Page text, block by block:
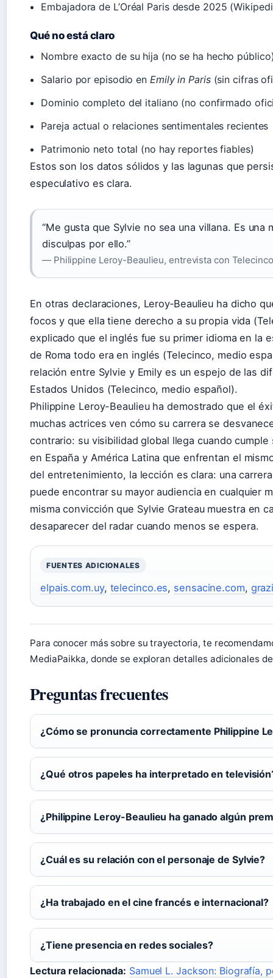
Embajadora de L’Oréal Paris desde 2025
Qué no está claro
Nombre exacto de su hija (no se ha hecho
Salario por episodio en Emily in Paris(sin cifras
Dominio completo del italiano (no confirmado
Pareja actual o relaciones sentimentales recientes
Patrimonio neto total (no hay reportes fiables)
Estos son los datos sólidos y las lagunas que
especulativo es clara.
“Me gusta que Sylvie no sea una villana. Es
disculpas por ello.”
— Philippine Leroy-Beaulieu, entrevista con
En otras declaraciones, Leroy‑Beaulieu ha dicho
focos y que ella tiene derecho a su propia vida
explicado que el inglés fue su primer idioma en la
de Roma todo era en inglés (Telecinco, medio
relación entre Sylvie y Emily es un espejo de las
Estados Unidos (Telecinco, medio español).
Philippine Leroy-Beaulieu ha demostrado que el
muchas actrices ven cómo su carrera se
contrario: su visibilidad global llega cuando
en España y América Latina que enfrentan el
del entretenimiento, la lección es clara: una
puede encontrar su mayor audiencia en cualquier
misma convicción que Sylvie Grateau muestra en
desaparecer del radar cuando menos se espera.
FUENTES ADICIONALES
elpais.com.uy, telecinco.es, sensacine.com,
Para conocer más sobre su trayectoria, te
MediaPaikka, donde se exploran detalles adicionales
Preguntas frecuentes
¿Cómo se pronuncia correctamente Philippine
¿Qué otros papeles ha interpretado en
¿Philippine Leroy-Beaulieu ha ganado algún
¿Cuál es su relación con el personaje de Sylvie?
¿Ha trabajado en el cine francés e internacional?
¿Tiene presencia en redes sociales?
Lectura relacionada: Samuel L. Jackson: Biografía,